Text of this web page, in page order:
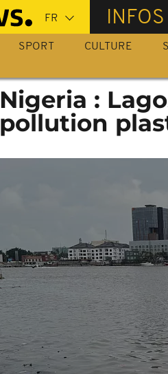
INFOS
SPORT CULTURE
Nigeria :
pollution